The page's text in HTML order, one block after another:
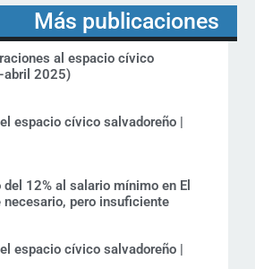
Más publicaciones
al espacio cívico
abril 2025)
espacio cívico salvadoreño |
12% al salario mínimo en El
necesario, pero insuficiente
espacio cívico salvadoreño |